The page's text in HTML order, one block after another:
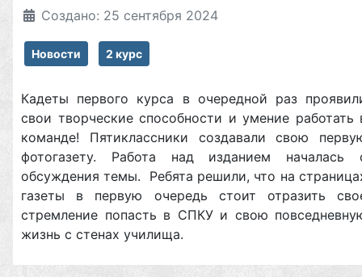
Создано: 25 сентября 2024
Новости 2 курс
Кадеты первого курса в очередной раз
свои творческие способности и умение работать
команде! Пятиклассники создавали свою
фотогазету. Работа над изданием началась
обсуждения темы. Ребята решили, что на
газеты в первую очередь стоит отразить
стремление попасть в СПКУ и свою
жизнь с стенах училища.